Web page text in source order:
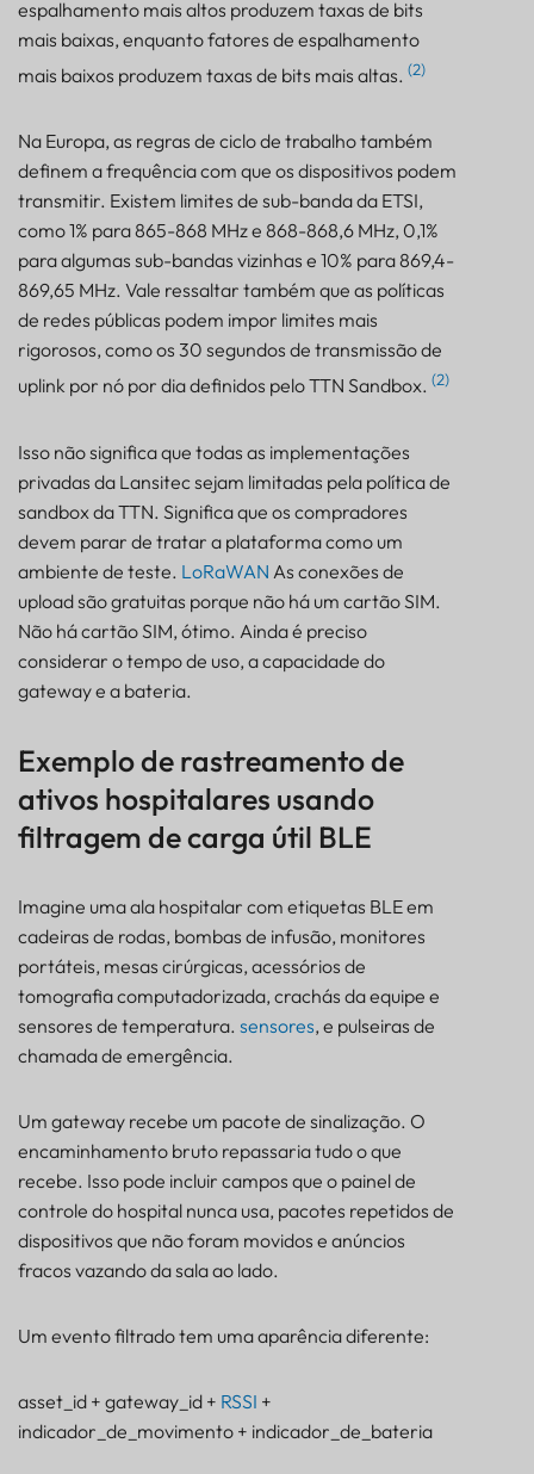
espalhamento mais altos produzem taxas de bits
mais baixas, enquanto fatores de espalhamento
mais baixos produzem taxas de bits mais altas. (2)
Na Europa, as regras de ciclo de trabalho também
definem a frequência com que os dispositivos podem
transmitir. Existem limites de sub-banda da ETSI,
como 1% para 865-868 MHz e 868-868,6 MHz, 0,1%
para algumas sub-bandas vizinhas e 10% para 869,4-
869,65 MHz. Vale ressaltar também que as políticas
de redes públicas podem impor limites mais
rigorosos, como os 30 segundos de transmissão de
uplink por nó por dia definidos pelo TTN Sandbox. (2)
Isso não significa que todas as implementações
privadas da Lansitec sejam limitadas pela política de
sandbox da TTN. Significa que os compradores
devem parar de tratar a plataforma como um
ambiente de teste. LoRaWAN As conexões de
upload são gratuitas porque não há um cartão SIM.
Não há cartão SIM, ótimo. Ainda é preciso
considerar o tempo de uso, a capacidade do
gateway e a bateria.
Exemplo de rastreamento de
ativos hospitalares usando
filtragem de carga útil BLE
Imagine uma ala hospitalar com etiquetas BLE em
cadeiras de rodas, bombas de infusão, monitores
portáteis, mesas cirúrgicas, acessórios de
tomografia computadorizada, crachás da equipe e
sensores de temperatura. sensores, e pulseiras de
chamada de emergência.
Um gateway recebe um pacote de sinalização. O
encaminhamento bruto repassaria tudo o que
recebe. Isso pode incluir campos que o painel de
controle do hospital nunca usa, pacotes repetidos de
dispositivos que não foram movidos e anúncios
fracos vazando da sala ao lado.
Um evento filtrado tem uma aparência diferente:
asset_id + gateway_id + RSSI +
indicador_de_movimento + indicador_de_bateria